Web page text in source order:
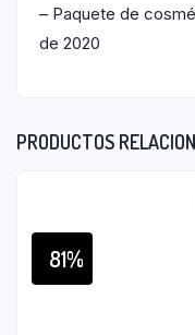
– Paquete de
de 2020
PRODUCTOS
81%